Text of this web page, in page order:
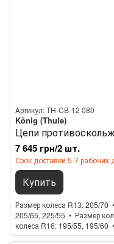
Артикул: TH-CB-12 080
König (Thule)
Цепи
7 645 грн/2 шт.
Срок доставки 5-7 рабочих
Купить
Размер колеса R13 205/70
205/65, 225/55
Размер
колеса R16 195/55, 195/60